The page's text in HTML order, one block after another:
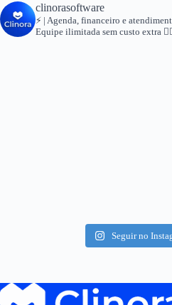
clinorasoftware
⚡ | Agenda, financeiro e
Equipe ilimitada sem custo extra
Seguir no